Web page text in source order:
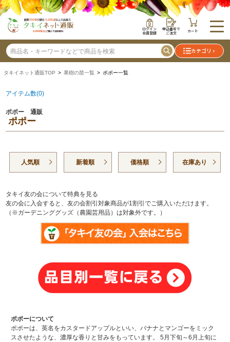
ログイン
会員登録
申込番号で
ご注文 カート
カテゴリ
タキイネット通販TOP > 果樹の苗一覧 > ポポー一覧
アイテム数(0)
ポポー 通販
ポポー
人気順 新着順 価格順 在庫あり
タキイ友の会について特典を見る
友の会に入会すると、友の会割引対象商品が1割引でご購入いただけます。
（※ガーデニンググッズ（農園芸用品）は対象外です。）
ポポーについて
ポポーは、英名をカスタードアップルといい、バナナとマンゴーをミック
スさせたような、濃厚な香りと甘みをもっています。 5月下旬～6月上旬に